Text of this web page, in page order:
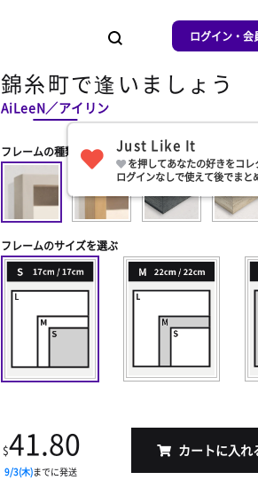
ログイン・会
錦糸町で逢いましょう
AiLeeN／アイリン
フレームの種類を選ぶ
フレームのサイズを選ぶ
$41.80
9/3(木)までに発送
カートに入れ
Just Like It
を押してあなたの好きをコレ
ログインなしで使えて後でまと